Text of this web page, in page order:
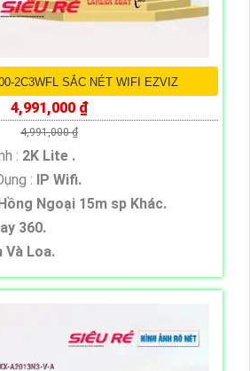
2C3WFL SẮC NÉT WIFI EZVIZ
4,991,000 ₫
4,991,000 ₫
: 2K Lite .
: IP Wifi.
Ngoại 15m sp Khác.
360.
Và Loa.